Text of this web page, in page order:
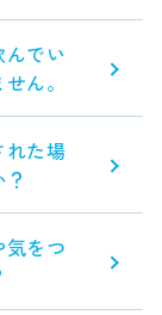
でい
ん。
た場
をつ